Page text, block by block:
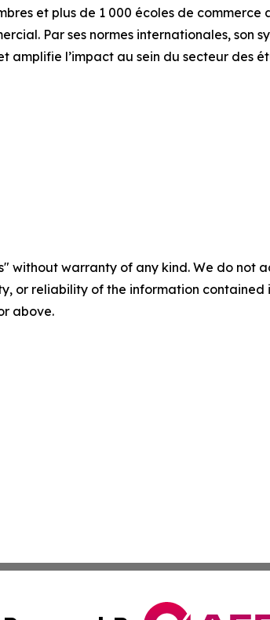
et plus de 1 000 écoles de commerce
Par ses normes internationales, son
amplifie l’impact au sein du secteur des
without warranty of any kind. We do
or reliability of the information
above.